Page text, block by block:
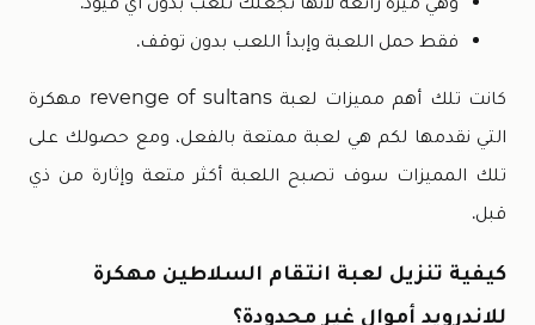
فقط حمل اللعبة وإبدأ اللعب بدون توقف.
كانت تلك أهم مميزات لعبة revenge of sultans مهكرة
التي نقدمها لكم هي لعبة ممتعة بالفعل، ومع حصولك على
تلك المميزات سوف تصبح اللعبة أكثر متعة وإثارة من ذي
قبل.
كيفية تنزيل لعبة انتقام السلاطين مهكرة
للاندرويد أموال غير محدودة؟